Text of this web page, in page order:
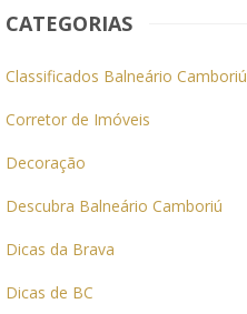
CATEGORIAS
Classificados Balneário Camboriú
Corretor de Imóveis
Decoração
Descubra Balneário Camboriú
Dicas da Brava
Dicas de BC